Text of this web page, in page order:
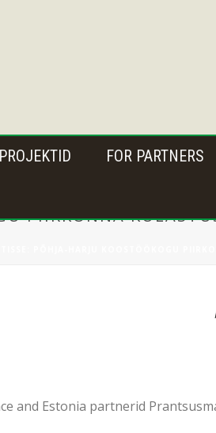
PROJEKTID FOR PARTNERS
PIIRKONNA
and Estonia partnerid